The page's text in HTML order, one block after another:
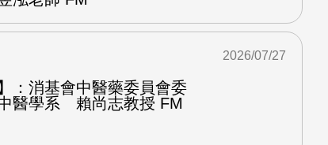
：消基會中醫藥委員會委
醫學系 賴尚志教授 FM
2026/07/27